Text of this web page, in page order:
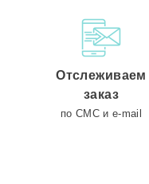
Отслеживаем
заказ
по СМС и e-mail